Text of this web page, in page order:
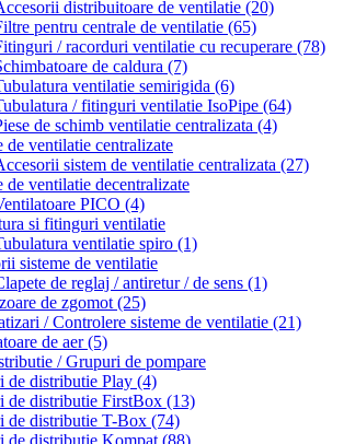
distribuitoare de ventilatie (20)
pentru centrale de ventilatie (65)
/ racorduri ventilatie cu recuperare (78)
de caldura (7)
ventilatie semirigida (6)
/ fitinguri ventilatie IsoPipe (64)
de schimb ventilatie centralizata (4)
de ventilatie centralizate
sistem de ventilatie centralizata (27)
de ventilatie decentralizate
PICO (4)
si fitinguri ventilatie
ventilatie spiro (1)
sisteme de ventilatie
de reglaj / antiretur / de sens (1)
de zgomot (25)
/ Controlere sisteme de ventilatie (21)
de aer(5)
/ Grupuri de pompare
de distributie Play (4)
de distributie FirstBox (13)
de distributie T-Box (74)
de distributie Kompat (88)